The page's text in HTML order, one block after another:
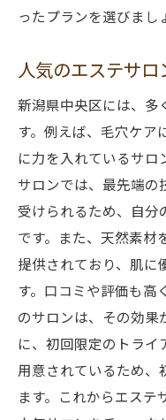
ったプランを選びまし
人気のエステサロ
新潟県中央区には、多
す。例えば、毛穴ケア
に力を入れているサロ
サロンでは、最先端の
受けられるため、自分
です。また、天然素材
提供されており、肌に
す。口コミや評価も高
のサロンは、その効果
に、初回限定のトライ
用意されているため、
ます。これからエステ